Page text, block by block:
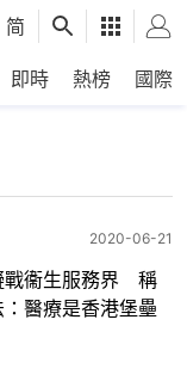
简
即時 熱榜 國際
2020-06-21
戰衞生服務界 稱
醫療是香港堡壘